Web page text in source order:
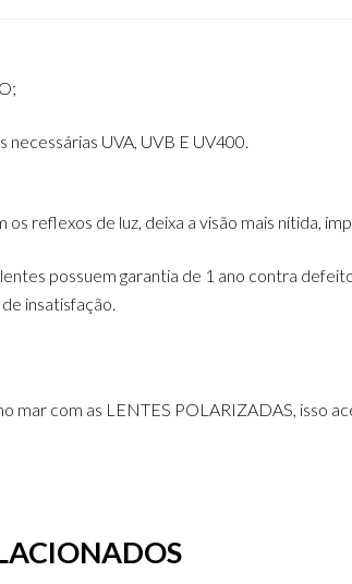
UVA, UVB E UV400.
reflexos de luz, deixa a visão mais nítida,
possuem garantia de 1 ano contra
insatisfação.
mar com as LENTES POLARIZADAS, isso